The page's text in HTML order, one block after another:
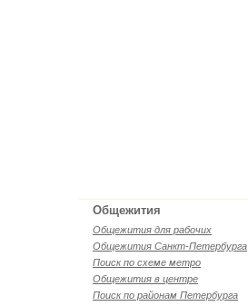
Общежития
Общежития для рабочих
Общежития Санкт-Петербурга
Поиск по схеме метро
Общежития в центре
Поиск по районам Петербурга